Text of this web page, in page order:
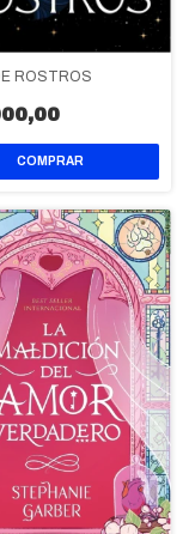
ROSTROS